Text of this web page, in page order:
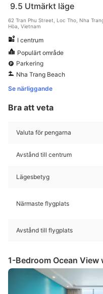
9.5 Utmärkt läge
62 Tran Phu Street, Loc Tho, Nha
Hòa, Vietnam
I centrum
Populärt område
Parkering
Nha Trang Beach
Se närliggande
Bra att veta
Valuta för pengarna
Avstånd till centrum
Lägesbetyg
Närmaste flygplats
Avstånd till flygplats
1-Bedroom Ocean View